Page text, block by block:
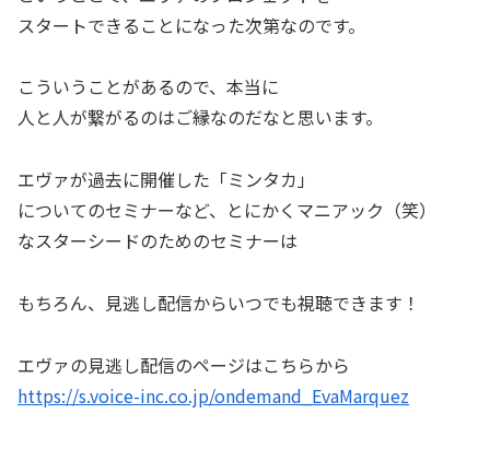
スタートできることになった次第なのです。
こういうことがあるので、本当に
人と人が繋がるのはご縁なのだなと思います。
エヴァが過去に開催した「ミンタカ」
についてのセミナーなど、とにかくマニアック（笑）
なスターシードのためのセミナーは
もちろん、見逃し配信からいつでも視聴できます！
エヴァの見逃し配信のページはこちらから
https://s.voice-inc.co.jp/ondemand_EvaMarquez